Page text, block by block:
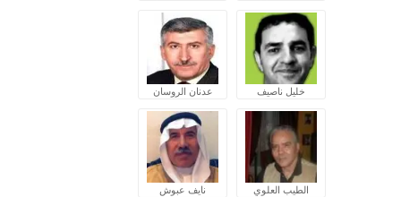
خليل ناصيف عدنان الروسان
الطيب العلوي نايف عبوش